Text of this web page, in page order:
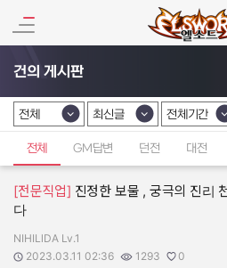
건의 게시판
카테고리 선택
전체
카테고리 선택
최신글
카테고리
전체기간
전체 GM답변 던전 대전
[전문직업] 진정한 보물 , 궁극의 진리
다
작성자:
NIHILlDA Lv.1
작성일:
2023.03.11 02:36
조회수:
1293
추천수:
0